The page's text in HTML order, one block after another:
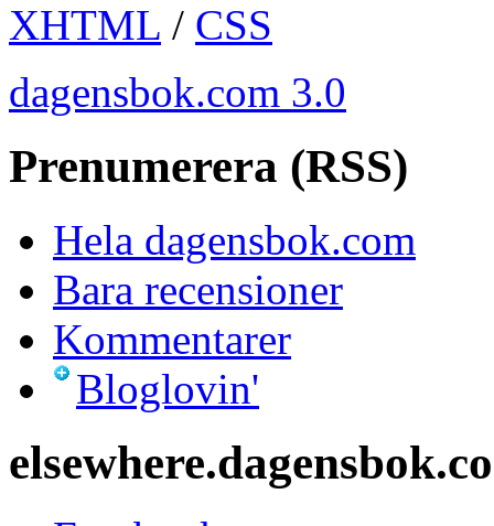
XHTML / CSS
dagensbok.com 3.0
Prenumerera (RSS)
Hela dagensbok.com
Bara recensioner
Kommentarer
Bloglovin'